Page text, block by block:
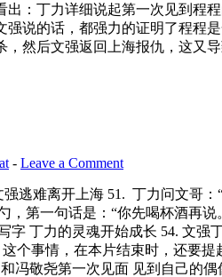
出：丁力详细说起第一次见到程
说的话，都强力的证明了程程
，然后文强返回上海报仇，这又
- Leave a Comment
逃难离开上海 51. 丁力问文哥
，第一句话是：“你先喝杯酒再
字 丁力的灵魂开始成长 54. 文
个事情，在本片结束时，还要
冯敬尧第一次见面 见到自己的